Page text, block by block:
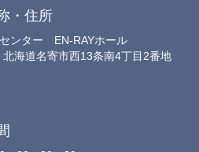
・住所
ンター EN-RAYホール
海道名寄市西13条南4丁目2番地